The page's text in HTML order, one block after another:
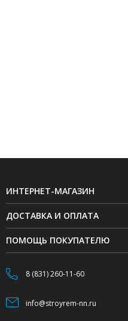
ИНТЕРНЕТ-МАГАЗИН
ДОСТАВКА И ОПЛАТА
ПОМОЩЬ ПОКУПАТЕЛЮ
8 (831) 260-11-60
info@stroyrem-nn.ru